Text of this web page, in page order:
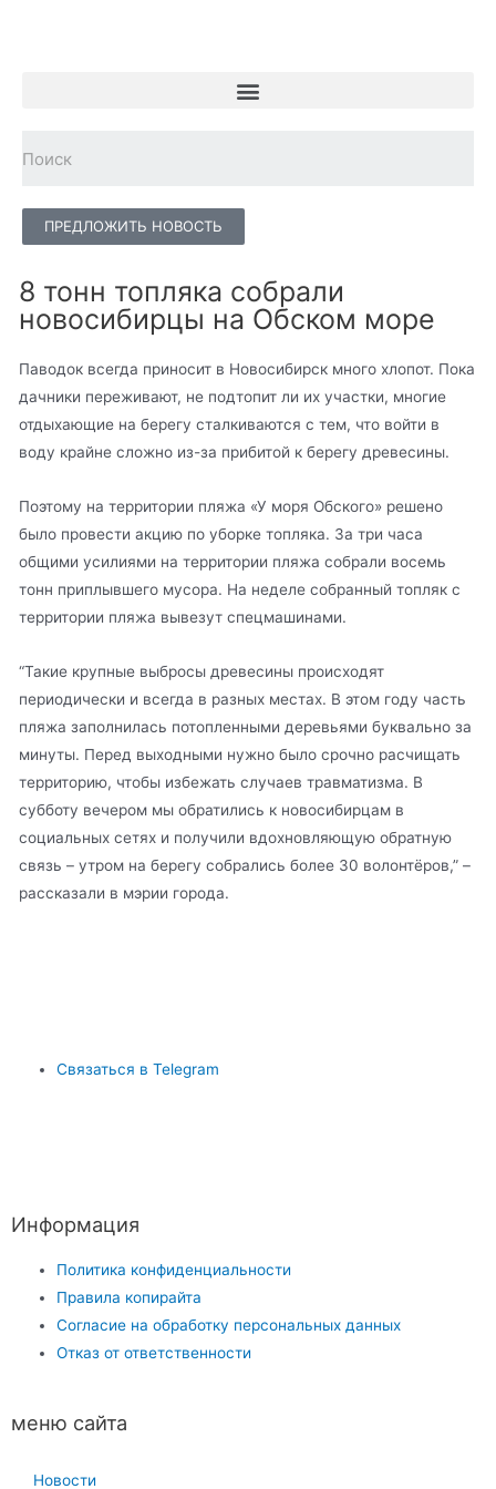
ПРЕДЛОЖИТЬ НОВОСТЬ
8 тонн топляка собрали
новосибирцы на Обском море
Паводок всегда приносит в Новосибирск много хлопот. Пока
дачники переживают, не подтопит ли их участки, многие
отдыхающие на берегу сталкиваются с тем, что войти в
воду крайне сложно из-за прибитой к берегу древесины.
Поэтому на территории пляжа «У моря Обского» решено
было провести акцию по уборке топляка. За три часа
общими усилиями на территории пляжа собрали восемь
тонн приплывшего мусора. На неделе собранный топляк с
территории пляжа вывезут спецмашинами.
“Такие крупные выбросы древесины происходят
периодически и всегда в разных местах. В этом году часть
пляжа заполнилась потопленными деревьями буквально за
минуты. Перед выходными нужно было срочно расчищать
территорию, чтобы избежать случаев травматизма. В
субботу вечером мы обратились к новосибирцам в
социальных сетях и получили вдохновляющую обратную
связь – утром на берегу собрались более 30 волонтёров,” –
рассказали в мэрии города.
Связаться в Telegram
Информация
Политика конфиденциальности
Правила копирайта
Согласие на обработку персональных данных
Отказ от ответственности
меню сайта
Новости